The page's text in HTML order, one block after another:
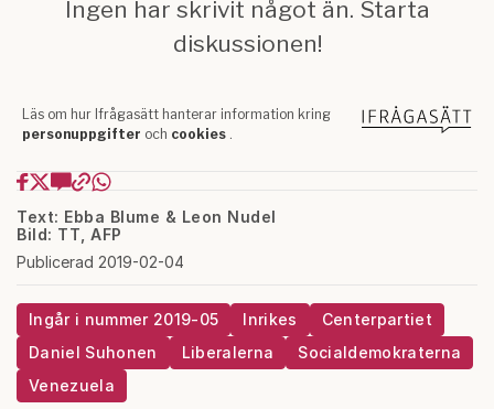
Text: Ebba Blume & Leon Nudel
Bild: TT, AFP
Publicerad 2019-02-04
Ingår i nummer 2019-05 Inrikes
Centerpartiet
Daniel Suhonen
Liberalerna
Socialdemokraterna
Venezuela